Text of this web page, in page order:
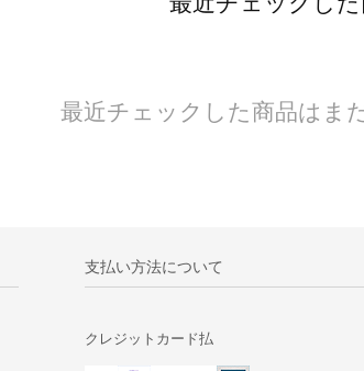
最近チェックした商品はま
支払い方法について
クレジットカード払